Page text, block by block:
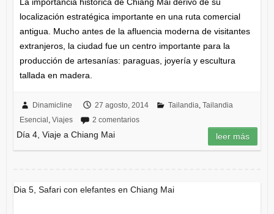
localización estratégica importante en una ruta comercial
antigua. Mucho antes de la afluencia moderna de visitantes
extranjeros, la ciudad fue un centro importante para la
producción de artesanías: paraguas, joyería y escultura
tallada en madera.
Dinamicline 27 agosto, 2014 Tailandia, Tailandia
Esencial , Viajes 2 comentarios
Día 4, Viaje a Chiang Mai leer más
Dia 5, Safari con elefantes en Chiang Mai